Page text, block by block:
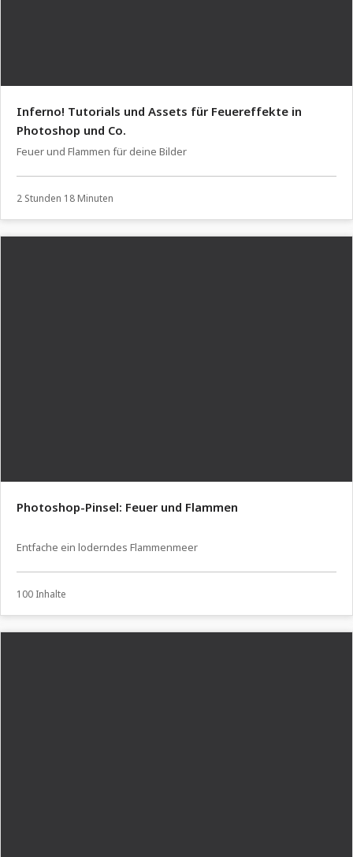
Inferno! Tutorials und Assets für Feuereffekte in
Photoshop und Co.
Feuer und Flammen für deine Bilder
2 Stunden 18 Minuten
Photoshop-Pinsel: Feuer und Flammen
Entfache ein loderndes Flammenmeer
100 Inhalte